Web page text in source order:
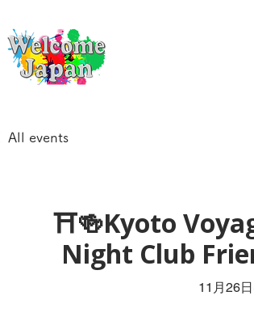
All events
⛩🍻Kyoto
Night Club
11月26